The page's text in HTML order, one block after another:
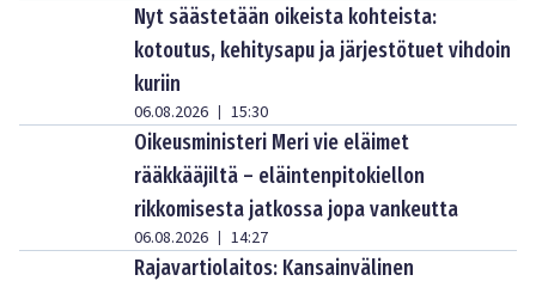
Nyt säästetään oikeista kohteista:
kotoutus, kehitysapu ja järjestötuet vihdoin
kuriin
06.08.2026 | 15:30
Oikeusministeri Meri vie eläimet
rääkkääjiltä – eläintenpitokiellon
rikkomisesta jatkossa jopa vankeutta
06.08.2026 | 14:27
Rajavartiolaitos: Kansainvälinen